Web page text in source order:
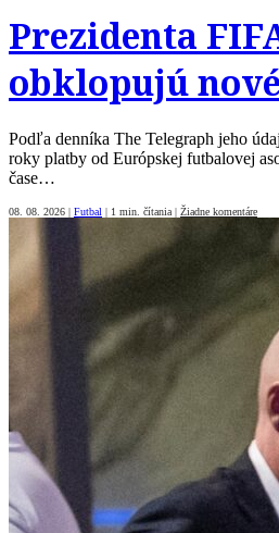
Prezidenta
obklopujú
Podľa denníka The Telegraph jeho
roky platby od Európskej futbalovej
čase…
08. 08. 2026 | Futbal | 1 min. čítania | Žiadne komentáre